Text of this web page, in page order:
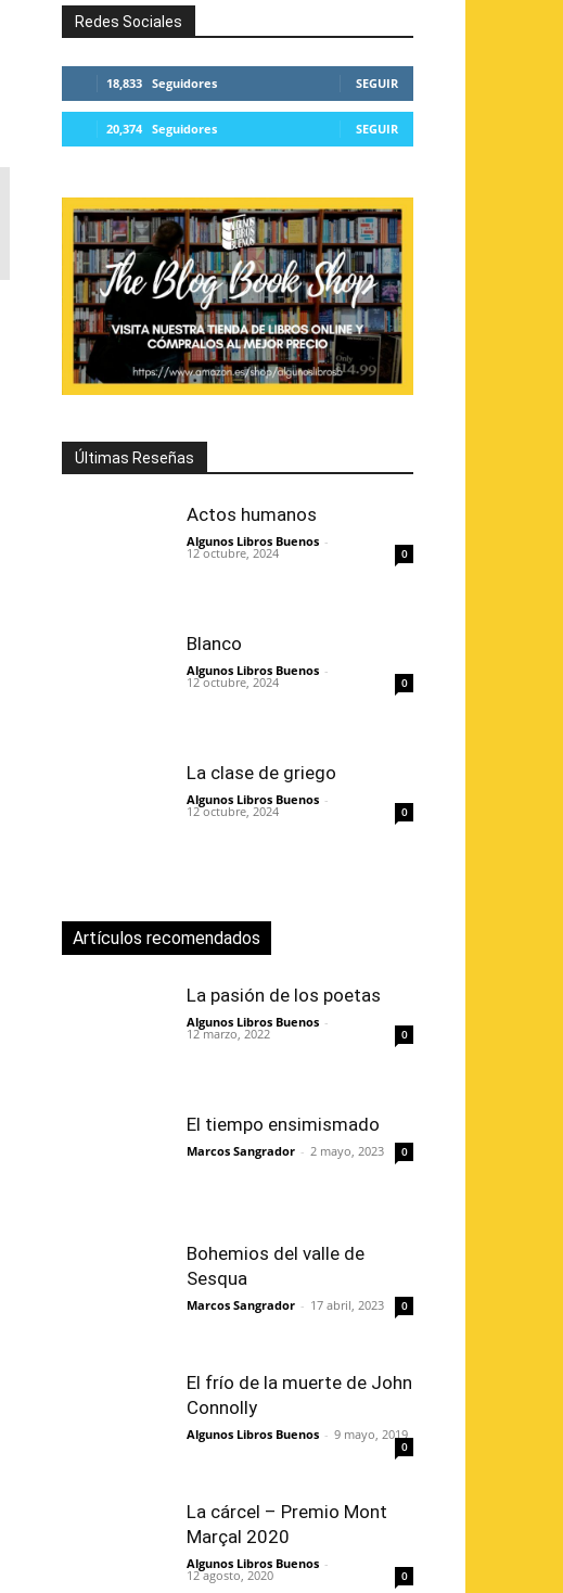
Redes Sociales
18,833 Seguidores SEGUIR
20,374 Seguidores SEGUIR
Últimas Reseñas
Actos humanos
Algunos Libros Buenos -
12 octubre, 2024 0
Blanco
Algunos Libros Buenos -
12 octubre, 2024 0
La clase de griego
Algunos Libros Buenos -
12 octubre, 2024 0
Artículos recomendados
La pasión de los poetas
Algunos Libros Buenos -
12 marzo, 2022 0
El tiempo ensimismado
Marcos Sangrador - 2 mayo, 2023 0
Bohemios del valle de
Sesqua
Marcos Sangrador - 17 abril, 2023 0
El frío de la muerte de John
Connolly
Algunos Libros Buenos - 9 mayo, 2019
0
La cárcel – Premio Mont
Marçal 2020
Algunos Libros Buenos -
12 agosto, 2020 0